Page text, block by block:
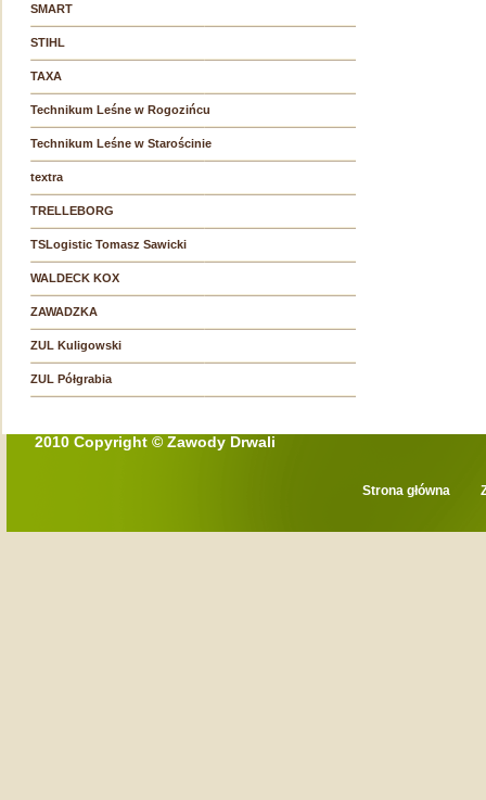
SMART
STIHL
TAXA
Technikum Leśne w Rogozińcu
Technikum Leśne w Starościnie
textra
TRELLEBORG
TSLogistic Tomasz Sawicki
WALDECK KOX
ZAWADZKA
ZUL Kuligowski
ZUL Półgrabia
2010 Copyright © Zawody Drwali
Strona główna